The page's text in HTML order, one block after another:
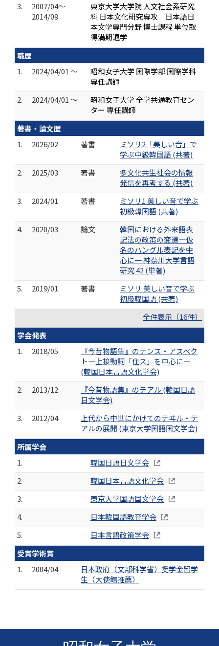
3.
2007/04～
2014/09
東京大学大学院 人文社会系研究
科 日本文化研究専攻 日本語日
本文学専門分野 博士課程 単位取
得満期退学
職歴
1.
2024/04/01 ～
昭和女子大学 国際学部 国際学科
専任講師
2.
2024/04/01 ～
昭和女子大学 全学共通教育セン
ター 専任講師
著書・論文歴
1.
2026/02 著書
ミソリ2「美しい音」で
学ぶ中級韓国語 (共著)
2.
2025/03 著書
多文化共生社会の情報
発信を再考する (共著)
3.
2024/01 著書
ミソリ1 美しい音で学ぶ
初級韓国語 (共著)
4.
2020/03 論文
韓国における外来語表
記法の政策の変遷ー仮
名のハングル表記を中
心に一 神奈川大学言語
研究 42 (単著)
5.
2019/01 著書
ミソリ 美しい音で学ぶ
初級韓国語 (共著)
全件表示（16件）
学会発表
1.
2018/05
『今昔物語集』のテンス・アスペク
ト―上接動詞「住ス」を中心に―
(韓国日本言語文化学会)
2.
2013/12
『今昔物語集』のテアル (韓国日語
日文学会)
3.
2012/04
上代から中世にかけてのテヰル・テ
アルの展開 (東京大学国語国文学会)
所属学会
1.
韓国日語日文学会
2.
韓国日本言語文化学会
3.
東京大学国語国文学会
4.
日本韓国語教育学会
5.
日本言語政策学会
受賞学術賞
1.
2004/04
日本政府（文部科学省）奨学金留学
生（大使館推薦）